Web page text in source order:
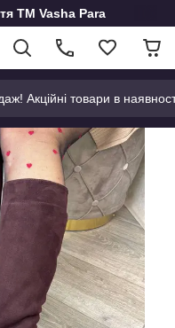
ТМ Vasha Para
Акційні товари в